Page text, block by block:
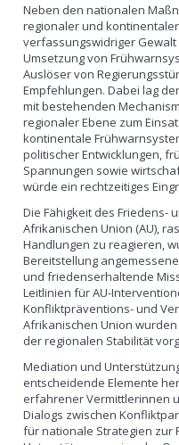
Neben den nationalen
regionaler und
verfassungswidriger
Umsetzung von
Auslöser von
Empfehlungen. Dabei lag
mit bestehenden
regionaler Ebene zum
kontinentale
politischer Entwicklungen,
Spannungen sowie
würde ein rechtzeitiges
Die Fähigkeit des Friedens-
Afrikanischen Union (AU),
Handlungen zu reagieren,
Bereitstellung
und friedenserhaltende
Leitlinien für AU-
Konfliktpräventions- und
Afrikanischen Union
der regionalen Stabilität
Mediation und
entscheidende Elemente
erfahrener Vermittlerinnen
Dialogs zwischen
für nationale Strategien zur